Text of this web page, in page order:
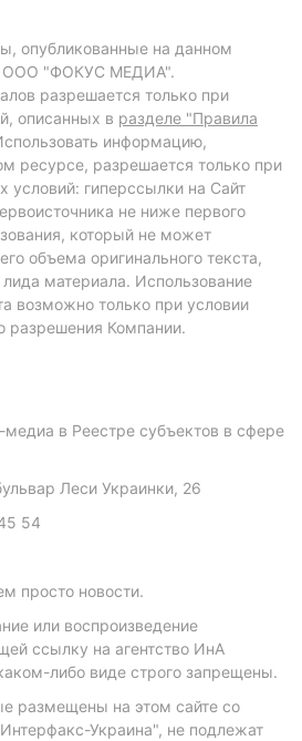
опубликованные на данном
ООО "ФОКУС МЕДИА".
разрешается только при
описанных в разделе "Правила
информацию,
ресурсе, разрешается только при
гиперссылки на Сайт
не ниже первого
который не может
объема оригинального текста,
материала. Использование
возможно только при условии
разрешения Компании.
в Реестре субъектов в сфере
Леси Украинки, 26
54
просто новости.
или воспроизведение
ссылку на агентство ИнА
либо виде строго запрещены.
размещены на этом сайте со
Украина", не подлежат